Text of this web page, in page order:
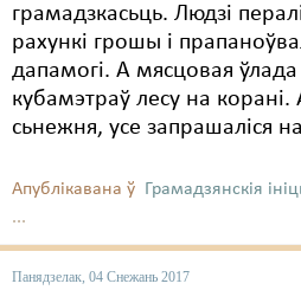
грамадзкасьць. Людзі
рахункі грошы і
дапамогі. А мясцовая
кубамэтраў лесу на
сьнежня, усе запрашаліся
Апублікавана ў Грамадзянскія
...
Панядзелак, 04 Снежань 2017